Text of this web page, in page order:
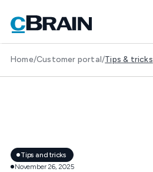
Home/Customer portal/Tips & tricks
Tips and tricks
November 26, 2025